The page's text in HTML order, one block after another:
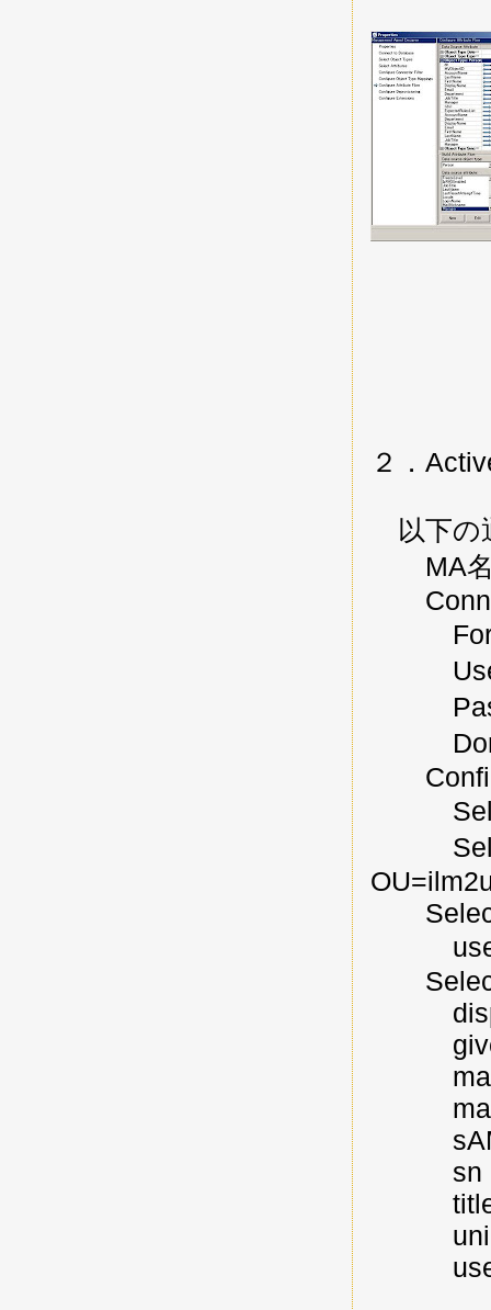
２．
以下の
MA名
Forest
User
Select
Select
Select
user
Select
sn